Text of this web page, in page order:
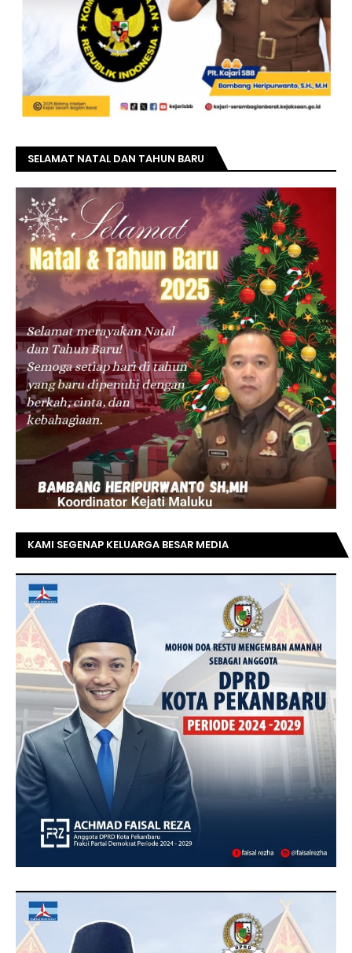
SELAMAT NATAL DAN TAHUN BARU
KAMI SEGENAP KELUARGA BESAR MEDIA
TOPRIAUNEWS.COM MENGUCAPKAN SELAMAT KEPADA
BAPAK ACHMAD FAISAL REZ